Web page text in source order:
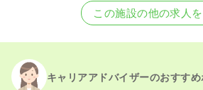
正看護師の募集を休止
正看護師の募集を開始
2021/10/18正看護師を募集中
この施設の他の求人
キャリアアドバイザーのおすすめ